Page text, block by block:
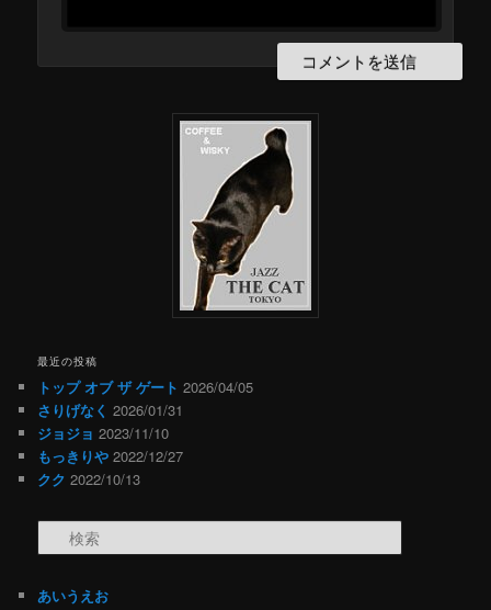
最近の投稿
トップ オブ ザ ゲート 2026/04/05
さりげなく 2026/01/31
ジョジョ 2023/11/10
もっきりや 2022/12/27
クク 2022/10/13
あいうえお